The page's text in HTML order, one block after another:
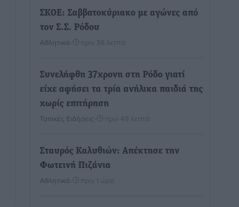
ΣΚΟΕ: Σαββατοκύριακο με αγώνες από
τον Σ.Σ. Ρόδου
Αθλητικά πριν 36 λεπτά
Συνελήφθη 37χρονη στη Ρόδο γιατί
είχε αφήσει τα τρία ανήλικα παιδιά της
χωρίς επιτήρηση
Τοπικές Ειδήσεις πριν 49 λεπτά
Σταυρός Καλυθιών: Απέκτησε την
Φωτεινή Πιζάνια
Αθλητικά πριν 1 ώρα